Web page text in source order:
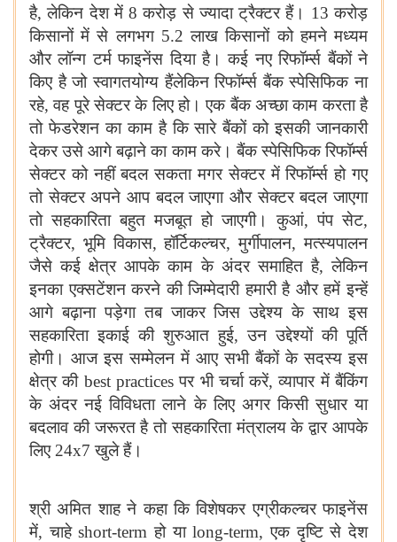
है, लेकिन देश में8करोड़ से ज्यादा ट्रैक्टर हैं। 13 करोड़
किसानों में से लगभग 5.2लाख किसानों को हमने मध्यम
और लॉन्ग टर्म फाइनेंस दिया है। कई नए रिफॉर्म्स बैंकों ने
किए है जो स्वागतयोग्य हैंलेकिन रिफॉर्म्स बैंक स्पेसिफिक ना
रहे, वह पूरे सेक्टर के लिए हो। एक बैंक अच्छा काम करता है
तो फेडरेशन का काम है कि सारे बैंकों को इसकी जानकारी
देकर उसे आगे बढ़ाने का काम करे। बैंक स्पेसिफिक रिफॉर्म्स
सेक्टर को नहीं बदल सकता मगर सेक्टर में रिफॉर्म्स हो गए
तो सेक्टर अपने आप बदल जाएगा और सेक्टर बदल जाएगा
तो सहकारिता बहुत मजबूत हो जाएगी। कुआं, पंप सेट,
ट्रैक्टर, भूमि विकास, हॉर्टिकल्चर, मुर्गीपालन, मत्स्यपालन
जैसे कई क्षेत्र आपके काम के अंदर समाहित है, लेकिन
इनका एक्सटेंशन करने की जिम्मेदारी हमारी है और हमें इन्हें
आगे बढ़ाना पड़ेगा तब जाकर जिस उद्देश्य के साथ इस
सहकारिता इकाई की शुरुआत हुई, उन उद्देश्यों की पूर्ति
होगी। आज इस सम्मेलन में आए सभी बैंकों के सदस्य इस
क्षेत्र की best practicesपर भी चर्चा करें, व्यापार में बैंकिंग
के अंदर नई विविधता लाने के लिए अगर किसी सुधार या
बदलाव की जरूरत है तो सहकारिता मंत्रालय के द्वार आपके
लिए24x7खुले हैं।
श्री अमित शाह ने कहा कि विशेषकर एग्रीकल्चर फाइनेंस
में, चाहेshort-termहो याlong-term, एक दृष्टि से देश